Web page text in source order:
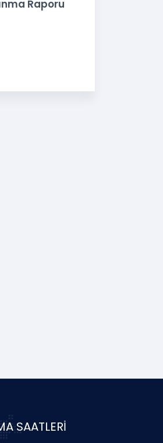
Raporu
SAATLERİ